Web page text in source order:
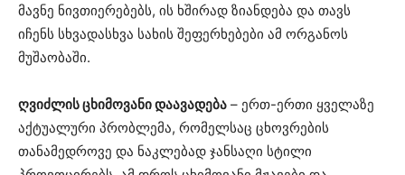
მავნე ნივთიერებებს, ის ხშირად ზიანდება და თავს
იჩენს სხვადასხვა სახის შეფერხებები ამ ორგანოს
მუშაობაში.
ღვიძლის ცხიმოვანი დაავადება – ერთ-ერთი ყველაზე
აქტუალური პრობლემა, რომელსაც ცხოვრების
თანამედროვე და ნაკლებად ჯანსაღი სტილი